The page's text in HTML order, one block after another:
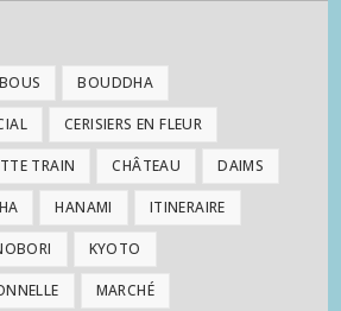
BOUDDHA
CERISIERS EN FLEUR
TRAIN CHÂTEAU DAIMS
HANAMI ITINERAIRE
KYOTO
MARCHÉ